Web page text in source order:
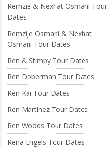
Remzie & Nexhat Osmani Tour
Dates
Remzije Osmani & Nexhat
Osmani Tour Dates
Ren & Stimpy Tour Dates
Ren Doberman Tour Dates
Ren Kai Tour Dates
Ren Martinez Tour Dates
Ren Woods Tour Dates
Rena Engels Tour Dates